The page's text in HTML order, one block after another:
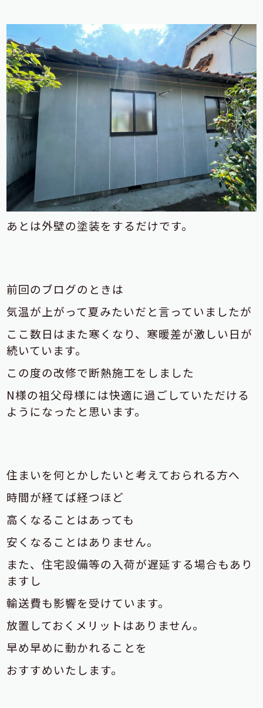
あとは外壁の塗装をするだけです。
前回のブログのときは
気温が上がって夏みたいだと言っていましたが
ここ数日はまた寒くなり、寒暖差が激しい日が
続いています。
この度の改修で断熱施工をしました
N様の祖父母様には快適に過ごしていただける
ようになったと思います。
住まいを何とかしたいと考えておられる方へ
時間が経てば経つほど
高くなることはあっても
安くなることはありません。
また、住宅設備等の入荷が遅延する場合もあり
ますし
輸送費も影響を受けています。
放置しておくメリットはありません。
早め早めに動かれることを
おすすめいたします。